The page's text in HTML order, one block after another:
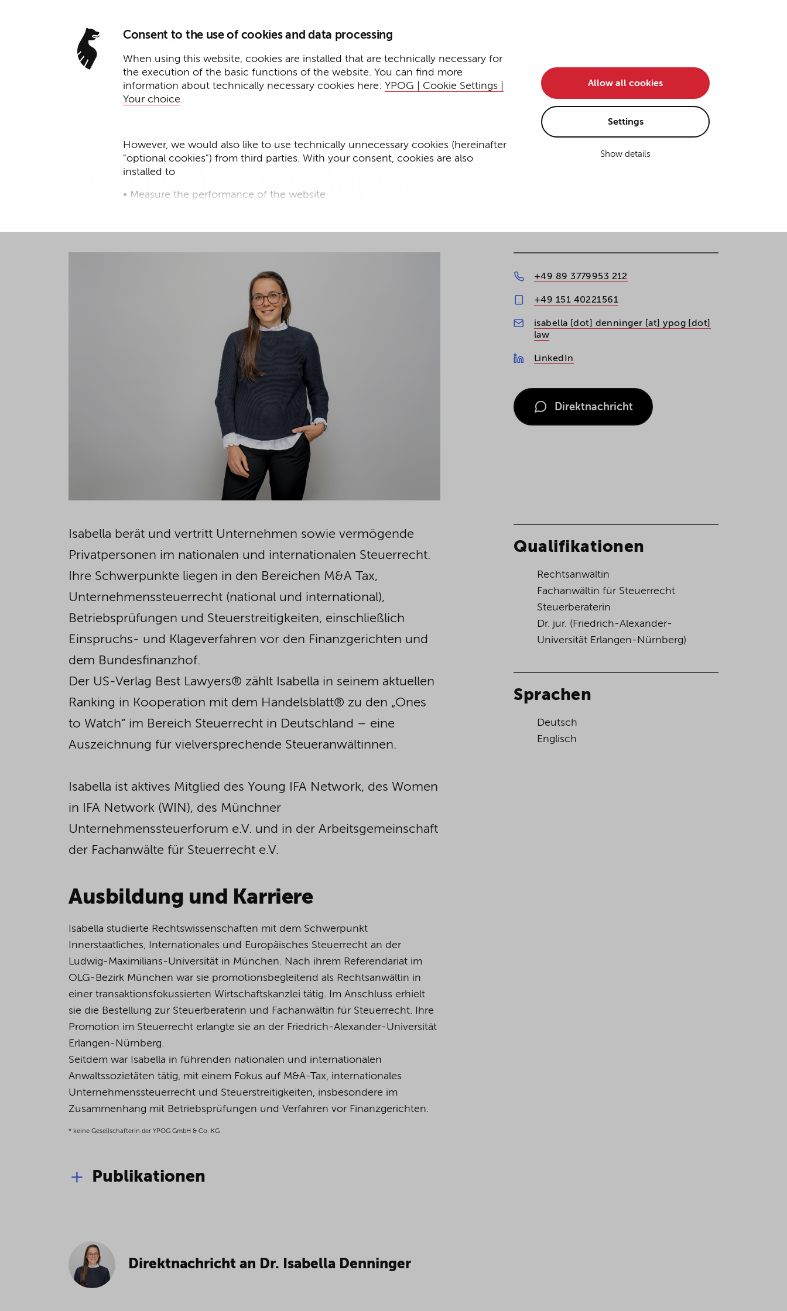
Consent to the use of cookies and data processing
When using this website, cookies are installed that are technically necessary for
the execution of the basic functions of the website. You can find more
information about technically necessary cookies here: YPOG | Cookie Settings |
Your choice.
However, we would also like to use technically unnecessary cookies (hereinafter
"optional cookies") from third parties. With your consent, cookies are also
installed to
• Measure the performance of the website
If you agree to all optional cookies being used for the previously mentioned
purposes, click "Accept all". Alternatively, click "Accept only technically necessary"
to reject all optional cookies.
By clicking on "Settings", you can individualize your choice of optional cookies.
You can revoke or change your consent or selection at any time by clicking on
button at the bottom of our website.
For more details, see the cookie settings and our
Allow all cookies
Settings
Show details
Home
Expertise Presse
Events Kontakt
Associated Partner*
Dr. Isabella Denninger
+49 89 3779953 212
+49 151 40221561
isabella [dot] denninger [at] ypog [dot]
law
LinkedIn
Direktnachricht
Isabella berät und vertritt Unternehmen sowie vermögende
Privatpersonen im nationalen und internationalen Steuerrecht.
Ihre Schwerpunkte liegen in den Bereichen M&A Tax,
Unternehmenssteuerrecht (national und international),
Betriebsprüfungen und Steuerstreitigkeiten, einschließlich
Einspruchs- und Klageverfahren vor den Finanzgerichten und
dem Bundesfinanzhof.
Der US-Verlag Best Lawyers® zählt Isabella in seinem aktuellen
Ranking in Kooperation mit dem Handelsblatt® zu den „Ones
to Watch“ im Bereich Steuerrecht in Deutschland – eine
Auszeichnung für vielversprechende Steueranwältinnen.
Isabella ist aktives Mitglied des Young IFA Network, des Women
in IFA Network (WIN), des Münchner
Unternehmenssteuerforum e.V. und in der Arbeitsgemeinschaft
der Fachanwälte für Steuerrecht e.V.
Ausbildung und Karriere
Isabella studierte Rechtswissenschaften mit dem Schwerpunkt
Innerstaatliches, Internationales und Europäisches Steuerrecht an der
Ludwig-Maximilians-Universität in München. Nach ihrem Referendariat im
OLG-Bezirk München war sie promotionsbegleitend als Rechtsanwältin in
einer transaktionsfokussierten Wirtschaftskanzlei tätig. Im Anschluss erhielt
sie die Bestellung zur Steuerberaterin und Fachanwältin für Steuerrecht. Ihre
Promotion im Steuerrecht erlangte sie an der Friedrich-Alexander-Universität
Erlangen-Nürnberg.
Seitdem war Isabella in führenden nationalen und internationalen
Anwaltssozietäten tätig, mit einem Fokus auf M&A-Tax, internationales
Unternehmenssteuerrecht und Steuerstreitigkeiten, insbesondere im
Zusammenhang mit Betriebsprüfungen und Verfahren vor Finanzgerichten.
* keine Gesellschafterin der YPOG GmbH & Co. KG
Qualifikationen
Rechtsanwältin
Fachanwältin für Steuerrecht
Steuerberaterin
Dr. jur. (Friedrich-Alexander-
Universität Erlangen-Nürnberg)
Sprachen
Deutsch
Englisch
Publikationen
AO-StB 2025, 141-143
Direktnachricht an Dr. Isabella Denninger